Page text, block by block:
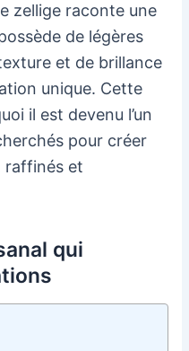
zellige raconte une
de légères
et de brillance
unique. Cette
il est devenu l’un
pour créer
raffinés et
qui